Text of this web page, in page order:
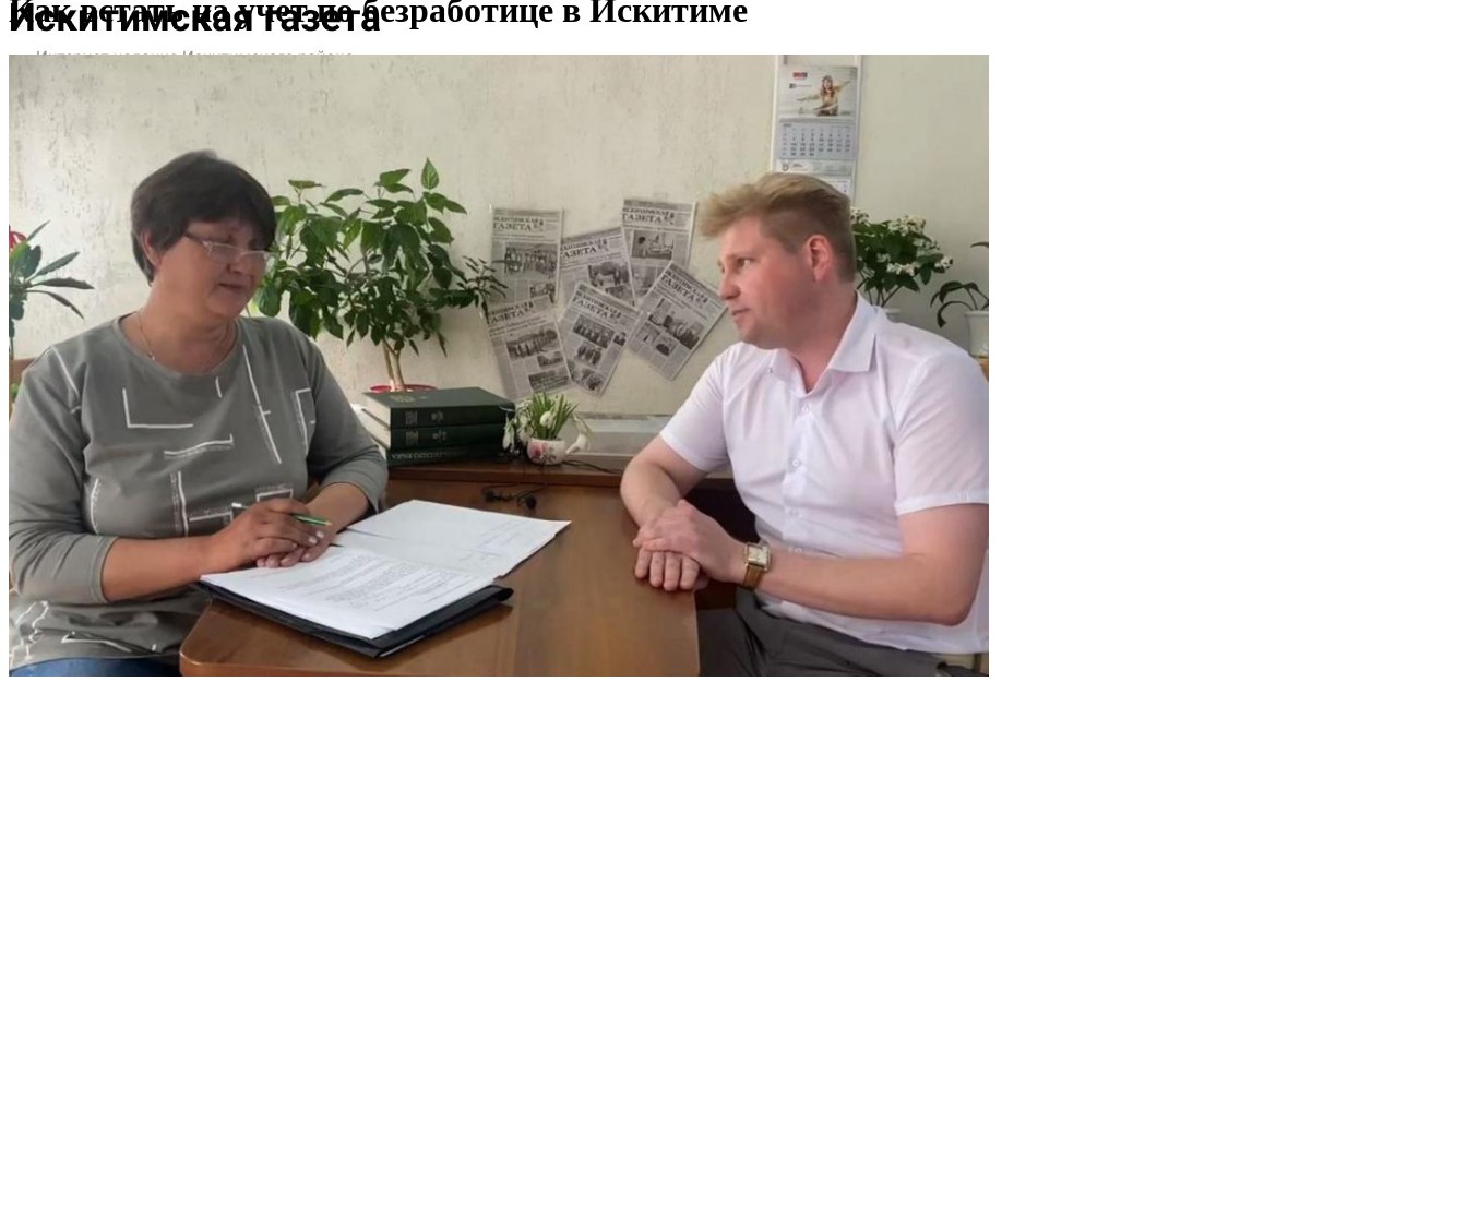
Как встать на учет по безработице в Искитиме